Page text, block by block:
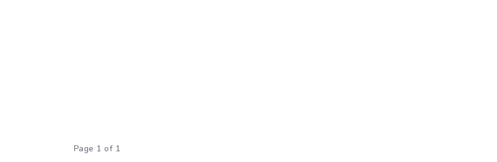
Page 1 of 1